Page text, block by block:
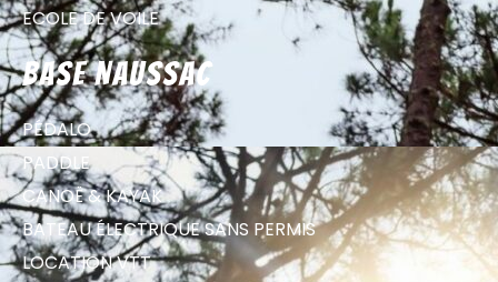
ECOLE DE VOILE
Base Naussac
PÉDALO
PADDLE
CANOË & KAYAK
BATEAU ÉLECTRIQUE SANS PERMIS
LOCATION VTT